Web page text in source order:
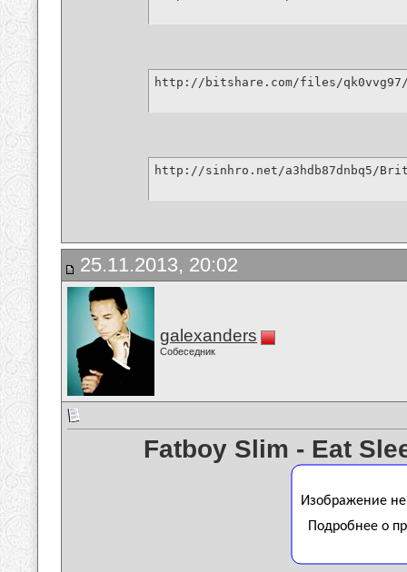
http://bitshare.com/files/
http://sinhro.net/a3hdb87dnbq5/
25.11.2013, 20:02
galexanders
Собеседник
Fatboy Slim - Eat